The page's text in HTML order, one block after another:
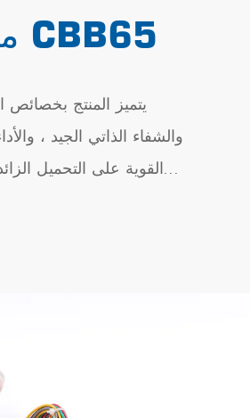
مكثف مقاوم للانفجار CBB65
يتميز المنتج بخصائص
والشفاء الذاتي الجيد ،
القوية على التحميل